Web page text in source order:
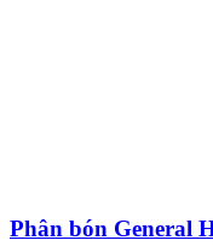
Phân bón General